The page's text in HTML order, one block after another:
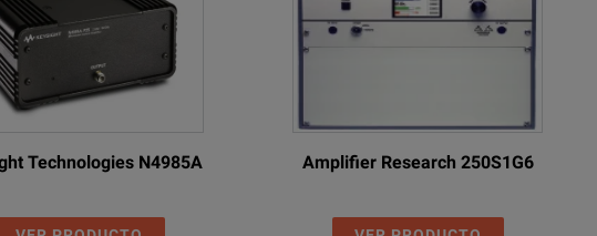
Technologies N4985A Amplifier Research 250S1G6